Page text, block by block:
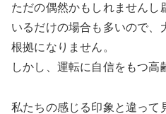
ただの偶然かもしれませんし
いるだけの場合も多いので、
根拠になりません。
しかし、運転に自信をもつ高
私たちの感じる印象と違って